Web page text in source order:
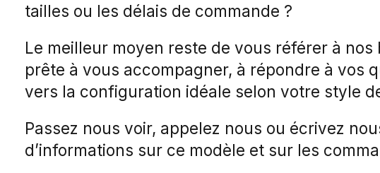
tailles ou les délais de commande ?
Le meilleur moyen reste de vous référer à
prête à vous accompagner, à répondre à vos
vers la configuration idéale selon votre style
Passez nous voir, appelez nous ou écrivez
d’informations sur ce modèle et sur les